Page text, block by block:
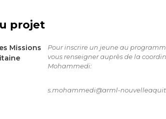
projet
Missions
Pour inscrire un jeune au
vous renseigner auprès de la
Mohammedi:
s.mohammedi@arml-